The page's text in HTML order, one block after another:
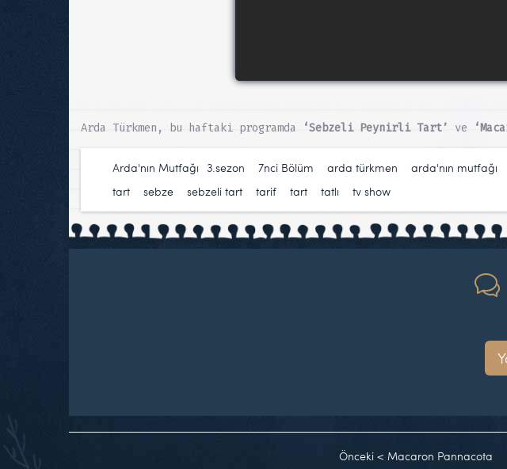
Arda Türkmen, bu haftaki programda ‘Sebzeli Peynirli Tart’ ve
Arda'nın Mutfağı 3.sezon 7nci Bölüm arda türkmen arda'nın mutfağı
tart
sebze sebzeli tart tarif tart tatlı tv show
Önceki < Macaron Pannacota